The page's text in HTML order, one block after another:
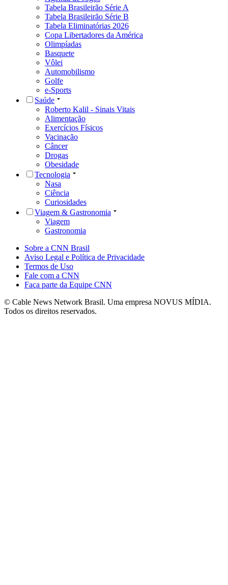
Tabela Brasileirão Série A
Tabela Brasileirão Série B
Tabela Eliminatórias 2026
Copa Libertadores da América
Olimpíadas
Basquete
Vôlei
Automobilismo
Golfe
e-Sports
Saúde
Roberto Kalil - Sinais Vitais
Alimentação
Exercícios Físicos
Vacinação
Câncer
Drogas
Obesidade
Tecnologia
Nasa
Ciência
Curiosidades
Viagem & Gastronomia
Viagem
Gastronomia
Sobre a CNN Brasil
Aviso Legal e Política de Privacidade
Termos de Uso
Fale com a CNN
Faça parte da Equipe CNN
© Cable News Network Brasil. Uma empresa NOVUS MÍDIA.
Todos os direitos reservados.